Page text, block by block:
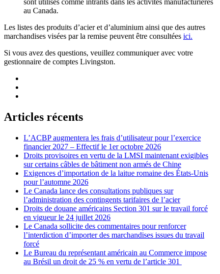
sont utilisés comme intrants dans les activités manufacturières
au Canada.
Les listes des produits d’acier et d’aluminium ainsi que des autres
marchandises visées par la remise peuvent être consultées ici.
Si vous avez des questions, veuillez communiquer avec votre
gestionnaire de comptes Livingston.
Articles récents
L’ACBP augmentera les frais d’utilisateur pour l’exercice
financier 2027 – Effectif le 1er octobre 2026
Droits provisoires en vertu de la LMSI maintenant exigibles
sur certains câbles de bâtiment non armés de Chine
Exigences d’importation de la laitue romaine des États-Unis
pour l’automne 2026
Le Canada lance des consultations publiques sur
l’administration des contingents tarifaires de l’acier
Droits de douane américains Section 301 sur le travail forcé
en vigueur le 24 juillet 2026
Le Canada sollicite des commentaires pour renforcer
l’interdiction d’importer des marchandises issues du travail
forcé
Le Bureau du représentant américain au Commerce impose
au Brésil un droit de 25 % en vertu de l’article 301